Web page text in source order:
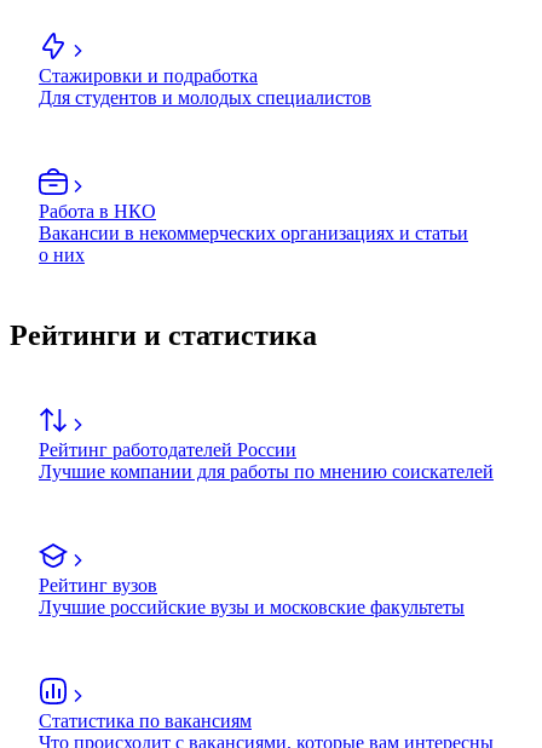
Стажировки и подработка
Для студентов и молодых специалистов
Работа в НКО
Вакансии в некоммерческих организациях и статьи
о них
Рейтинги и статистика
Рейтинг работодателей России
Лучшие компании для работы по мнению соискателей
Рейтинг вузов
Лучшие российские вузы и московские факультеты
Статистика по вакансиям
Что происходит с вакансиями, которые вам интересны